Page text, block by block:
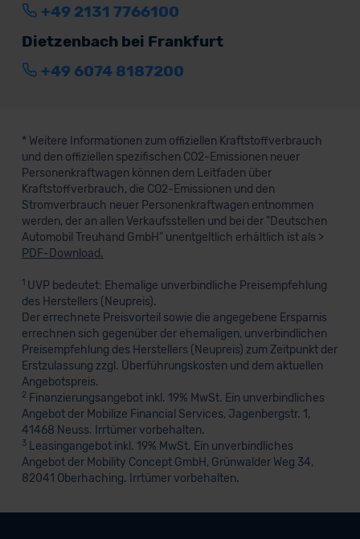
+49 2131 7766100
Dietzenbach bei Frankfurt
+49 6074 8187200
* Weitere Informationen zum offiziellen Kraftstoffverbrauch
und den offiziellen spezifischen CO2-Emissionen neuer
Personenkraftwagen können dem Leitfaden über
Kraftstoffverbrauch, die CO2-Emissionen und den
Stromverbrauch neuer Personenkraftwagen entnommen
werden, der an allen Verkaufsstellen und bei der "Deutschen
Automobil Treuhand GmbH" unentgeltlich erhältlich ist als >
PDF-Download.
1UVP bedeutet: Ehemalige unverbindliche Preisempfehlung
des Herstellers (Neupreis).
Der errechnete Preisvorteil sowie die angegebene Ersparnis
errechnen sich gegenüber der ehemaligen, unverbindlichen
Preisempfehlung des Herstellers (Neupreis) zum Zeitpunkt der
Erstzulassung zzgl. Überführungskosten und dem aktuellen
Angebotspreis.
2 Finanzierungsangebot inkl. 19% MwSt. Ein unverbindliches
Angebot der Mobilize Financial Services, Jagenbergstr. 1,
41468 Neuss. Irrtümer vorbehalten.
3Leasingangebot inkl. 19% MwSt. Ein unverbindliches
Angebot der Mobility Concept GmbH, Grünwalder Weg 34,
82041 Oberhaching. Irrtümer vorbehalten.